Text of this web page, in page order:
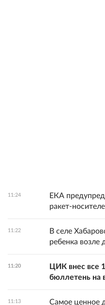
11:24
ЕКА
ракет-
11:22
В селе
ребенка возле
11:20
ЦИК внес все
бюллетень на
11:13
Самое ценное